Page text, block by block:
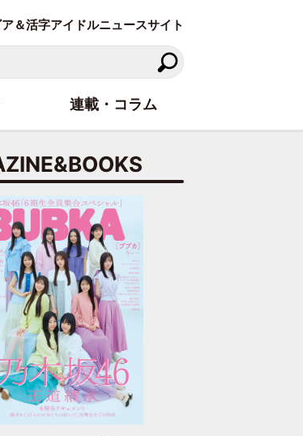
＆活字アイドルニュースサイト
連載・コラム